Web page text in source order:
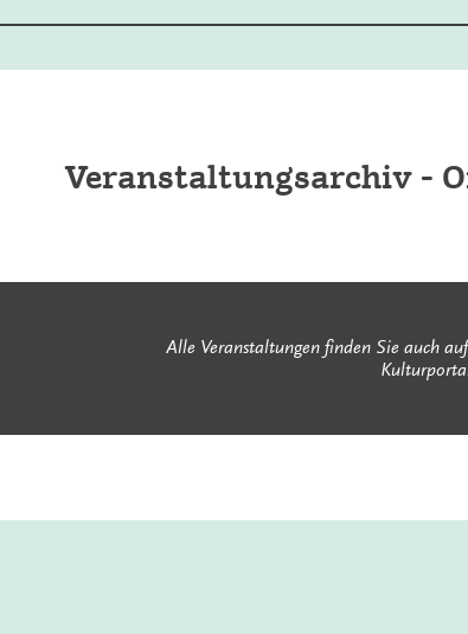
Veranstaltungsarchiv -
Alle Veranstaltungen finden Sie auch